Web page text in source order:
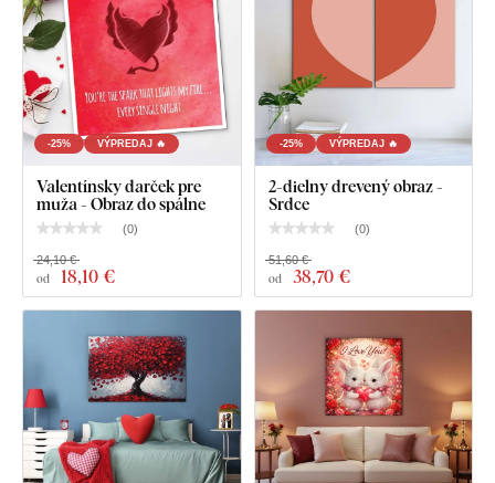
Čo nájdete v balíku?
Štýlový pop-art obraz - Pink Love
Vopred namontovaný háčik / háčiky na druhej strane
obrazu
Prehľadný návod na montáž
-25% VÝPREDAJ 🔥
Valentínsky darček pre
muža - Obraz do spálne
(0)
od 18,10 €
24,10 €
-25% VÝPREDAJ 🔥
2-dielny drevený obraz -
Srdce
(0)
od 38,70 €
51,60 €